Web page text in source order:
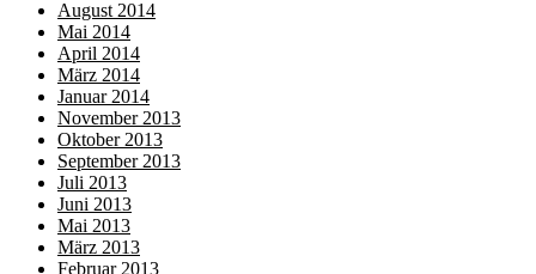
August 2014
Mai 2014
April 2014
März 2014
Januar 2014
November 2013
Oktober 2013
September 2013
Juli 2013
Juni 2013
Mai 2013
März 2013
Februar 2013